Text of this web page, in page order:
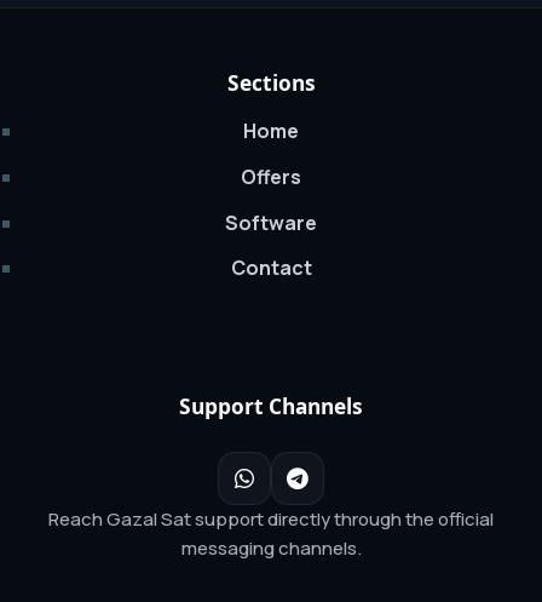
Sections
Home
Offers
Software
Contact
Support Channels
Reach Gazal Sat support directly through the official
messaging channels.